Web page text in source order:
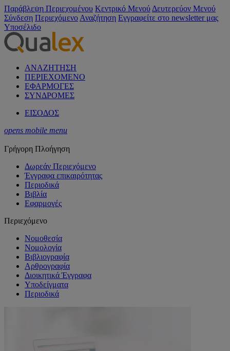
Παράβλεψη Περιεχομένου Κεντρικό Μενού Δευτερεύον Μενού
Σύνδεση Περιεχόμενο Αναζήτηση Εγγραφείτε στο newsletter μας
Υποσέλιδο
ΑΝΑΖΗΤΗΣΗ
ΠΕΡΙΕΧΟΜΕΝΟ
ΕΦΑΡΜΟΓΕΣ
ΣΥΝΔΡΟΜΕΣ
ΕΙΣΟΔΟΣ
opens mobile menu
Γρήγορη Πλοήγηση
Δωρεάν Περιεχόμενο
Έγγραφα επικαιρότητας
Περιοδικά
Βιβλία
Εφαρμογές
Περιεχόμενο
Νομοθεσία
Νομολογία
Βιβλιογραφία
Αρθρογραφία
Διοικητικά Έγγραφα
Υποδείγματα
Περιοδικά